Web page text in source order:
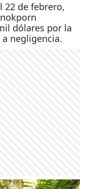
22 de febrero,
dólares por la
negligencia.